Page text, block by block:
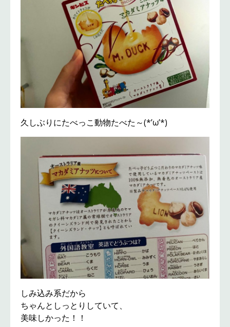
久しぶりにたべっこ動物たべた～(*’ω’*)
しみ込み系だから
ちゃんとしっとりしていて、
美味しかった！！